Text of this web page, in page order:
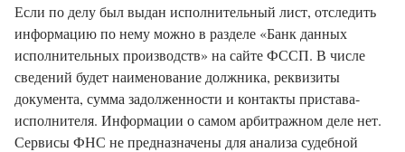
Если по делу был выдан исполнительный лист, отследить
информацию по нему можно в разделе «Банк данных
исполнительных производств» на сайте ФССП. В числе
сведений будет наименование должника, реквизиты
документа, сумма задолженности и контакты пристава-
исполнителя. Информации о самом арбитражном деле нет.
Сервисы ФНС не предназначены для анализа судебной